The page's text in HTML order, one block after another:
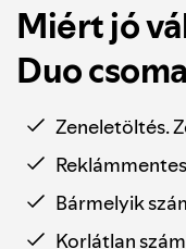
Miért jó
Duo
Zeneletöltés.
Bármelyik
Korlátlan